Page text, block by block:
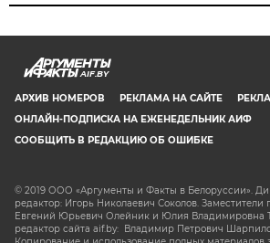
AIF.BY
АРХИВ НОМЕРОВ РЕКЛАМА НА САЙТЕ
ОНЛАЙН-ПОДПИСКА НА ЕЖЕНЕДЕЛЬНИК АИФ
СООБЩИТЬ В РЕДАКЦИЮ ОБ ОШИБКЕ
© 2019 ООО «Аргументы и Факты в Белоруссии».
редактор: Игорь Николаевич Соколов. Заместители
Евгений Юрьевич Олейник и Юлия Владимировна
редактор сайта aif.by: Владимир Петрович